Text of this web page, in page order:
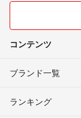
コンテンツ
ブランド一覧
ランキング